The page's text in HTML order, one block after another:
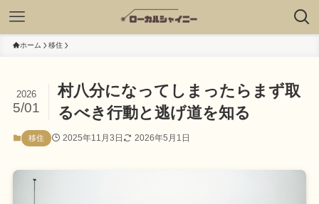
ホーム 移住
村八分になってしまったらまず取
るべき行動と逃げ道を知る
2026
5/01
移住 2025年11月3日 2026年5月1日